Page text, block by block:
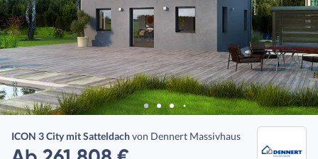
ICON 3 City mit Satteldachvon Dennert Massivhaus